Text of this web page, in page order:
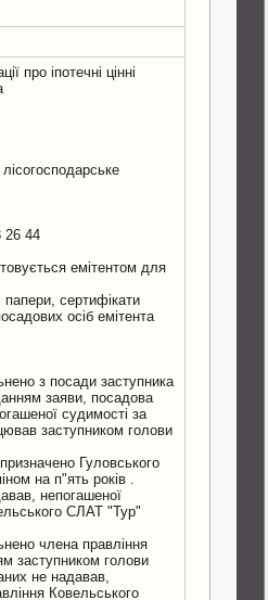
про іпотечні цінні
26 44
емітентом для
папери, сертифікати
осіб емітента
з посади заступника
заяви, посадова
судимості за
заступником голови
Гуловського
на п"ять років .
непогашеної
СЛАТ "Тур"
члена правління
заступником голови
не надавав,
Ковельського